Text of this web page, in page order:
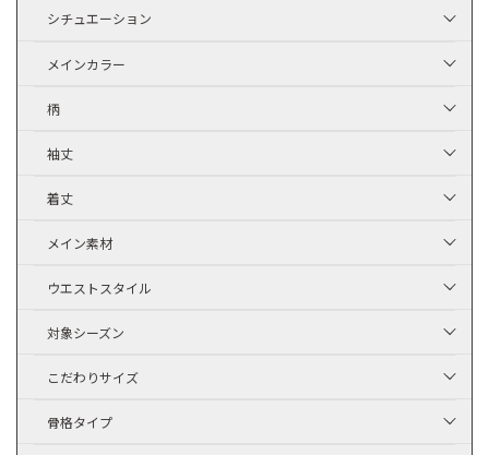
シチュエーション
メインカラー
柄
袖丈
着丈
メイン素材
ウエストスタイル
対象シーズン
こだわりサイズ
骨格タイプ